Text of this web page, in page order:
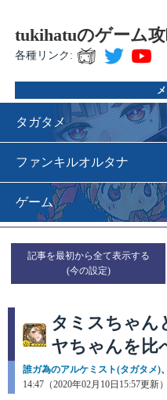
tukihatuのゲーム
各種リンク:
タガタメ
ファンキルオルタナ
ゲーム
記事を最初から全て表示する
タミスちゃん
ヤちゃんを比
カ
テ
誰ガ為のアルケミスト(タガタメ)、
14:47（2020年02月10日15:57更新）